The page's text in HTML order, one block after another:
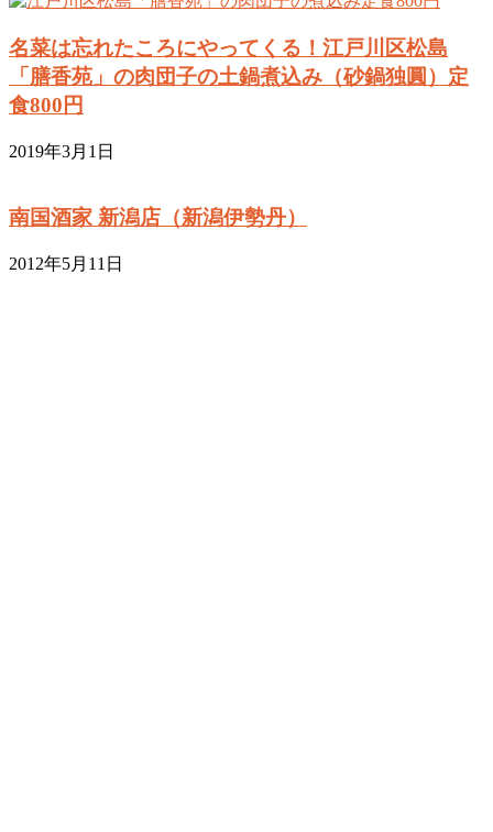
名菜は忘れたころにやってくる！江戸川区松島
「膳香苑」の肉団子の土鍋煮込み（砂鍋独圓）定
食800円
2019年3月1日
南国酒家 新潟店（新潟伊勢丹）
2012年5月11日